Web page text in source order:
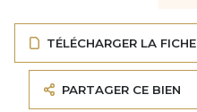
TÉLÉCHARGER LA FICHE
PARTAGER CE BIEN